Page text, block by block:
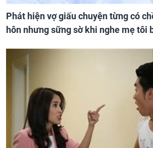
Phát hiện vợ giấu chuyện từng có
hôn nhưng sững sờ khi nghe mẹ tôi